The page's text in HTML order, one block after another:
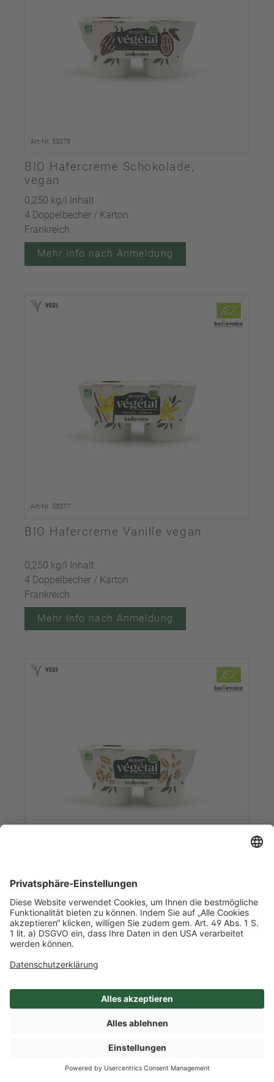
SHOP
Art-Nr. 53378
BIO Hafercreme Schokolade,
vegan
0,250 kg/l Inhalt
4 Doppelbecher / Karton
Frankreich
Mehr Info nach Anmeldung
Art-Nr. 53377
BIO Hafercreme Vanille vegan
0,250 kg/l Inhalt
4 Doppelbecher / Karton
Frankreich
Mehr Info nach Anmeldung
BIO Hafercreme Desser Natur
0,250 kg/l Inhalt
4 Doppelbecher / Karton
Frankreich